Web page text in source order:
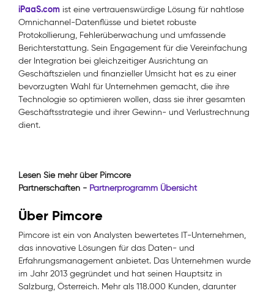
iPaaS.com ist eine vertrauenswürdige Lösung für nahtlose
Omnichannel-Datenflüsse und bietet robuste
Protokollierung, Fehlerüberwachung und umfassende
Berichterstattung. Sein Engagement für die Vereinfachung
der Integration bei gleichzeitiger Ausrichtung an
Geschäftszielen und finanzieller Umsicht hat es zu einer
bevorzugten Wahl für Unternehmen gemacht, die ihre
Technologie so optimieren wollen, dass sie ihrer gesamten
Geschäftsstrategie und ihrer Gewinn- und Verlustrechnung
dient.
Lesen Sie mehr über Pimcore
Partnerschaften - Partnerprogramm Übersicht
Über Pimcore
Pimcore ist ein von Analysten bewertetes IT-Unternehmen,
das innovative Lösungen für das Daten- und
Erfahrungsmanagement anbietet. Das Unternehmen wurde
im Jahr 2013 gegründet und hat seinen Hauptsitz in
Salzburg, Österreich. Mehr als 118.000 Kunden, darunter